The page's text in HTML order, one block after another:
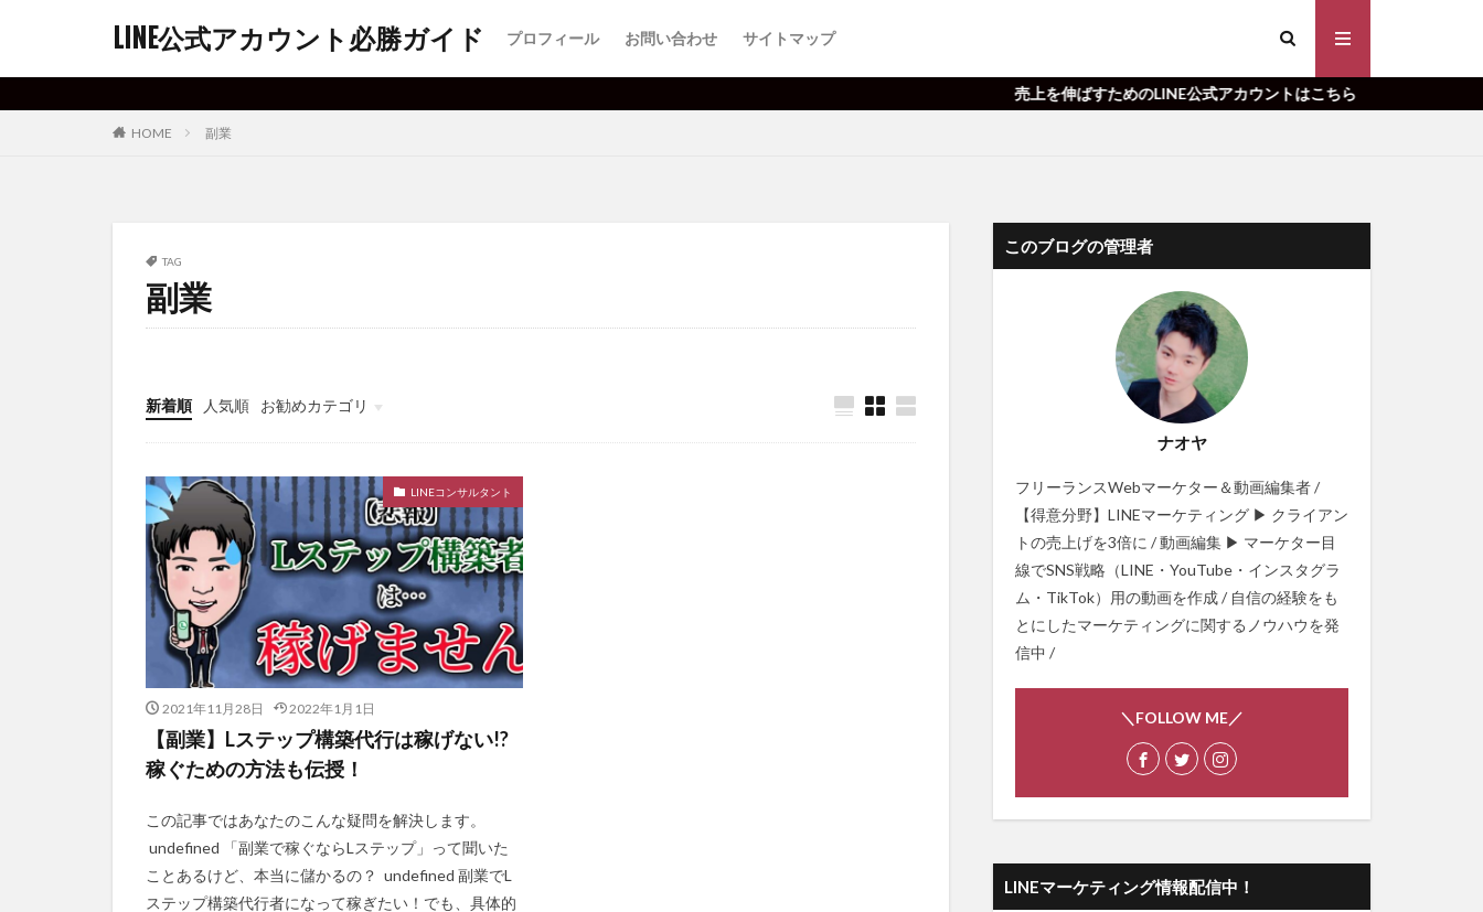
LINE公式アカウント必勝ガイド プロフィール お問い合わせ サイトマップ
売上を伸ばすためのLINE公式アカウントはこちら
HOME 副業
TAG
副業
新着順 人気順
お勧めカテゴリ
Uncategorized
LINEコンサルタント
2021年11月28日 2022年1月1日
【副業】Lステップ構築代行は稼げない!?
稼ぐための方法も伝授！
この記事ではあなたのこんな疑問を解決します。
undefined 「副業で稼ぐならLステップ」って聞いた
ことあるけど、本当に儲かるの？ undefined 副業でL
ステップ構築代行者になって稼ぎたい！でも、具体的
このブログの管理者
ナオヤ
フリーランスWebマーケター＆動画編集者 /
【得意分野】LINEマーケティング ▶ クライアン
トの売上げを3倍に / 動画編集 ▶ マーケター目
線でSNS戦略（LINE・YouTube・インスタグラ
ム・TikTok）用の動画を作成 / 自信の経験をも
とにしたマーケティングに関するノウハウを発
信中 /
＼FOLLOW ME／
LINEマーケティング情報配信中！